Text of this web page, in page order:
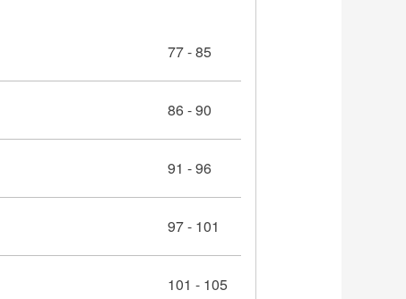
77 - 85
86 - 90
91 - 96
97 - 101
101 - 105